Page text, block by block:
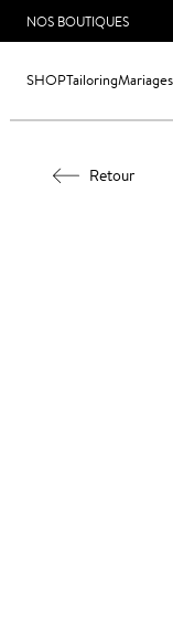
NOS BOUTIQUES
SHOPTailoringMariages
Retour